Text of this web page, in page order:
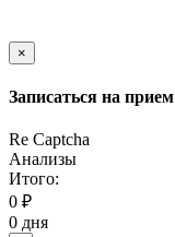
×
Записаться на прием
Re Captcha
Анализы
Итого:
0 ₽
0 дня